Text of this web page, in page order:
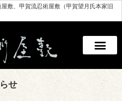
敷、甲賀流忍術屋敷（甲賀望月氏本家旧
せ